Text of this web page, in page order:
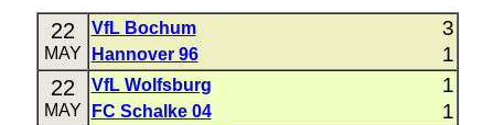
22
MAY
VfL Bochum 3
Hannover 96 1
22
MAY
VfL Wolfsburg 1
FC Schalke 04 1